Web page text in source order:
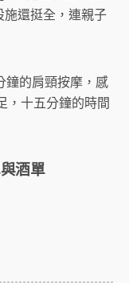
還挺全，連親子
鐘的肩頸按摩，感
，十五分鐘的時間
酒單